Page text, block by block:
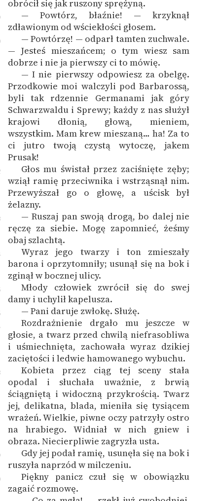
obrócił się jak ruszony sprężyną.
— Powtórz, błaźnie! — krzyknął
zdławionym od wściekłości głosem.
— Powtórzę! — odparł tamten zuchwale.
— Jesteś mieszańcem; o tym wiesz sam
dobrze i nie ja pierwszy ci to mówię.
— I nie pierwszy odpowiesz za obelgę.
Przodkowie moi walczyli pod Barbarossą,
byli tak rdzennie Germanami jak góry
Schwarzwaldu i Sprewy; każdy z nas służył
krajowi dłonią, głową, mieniem,
wszystkim. Mam krew mieszaną… ha! Za to
ci jutro twoją czystą wytoczę, jakem
Prusak!
Głos mu świstał przez zaciśnięte zęby;
wziął ramię przeciwnika i wstrząsnął nim.
Przewyższał go o głowę, a uścisk był
żelazny.
— Ruszaj pan swoją drogą, bo dalej nie
ręczę za siebie. Mogę zapomnieć, żeśmy
obaj szlachtą.
Wyraz jego twarzy i ton zmieszały
barona i oprzytomniły; usunął się na bok i
zginął w bocznej ulicy.
Młody człowiek zwrócił się do swej
damy i uchylił kapelusza.
— Pani daruje zwłokę. Służę.
Rozdrażnienie drgało mu jeszcze w
głosie, a twarz przed chwilą niefrasobliwa
i uśmiechnięta, zachowała wyraz dzikiej
zaciętości i ledwie hamowanego wybuchu.
Kobieta przez ciąg tej sceny stała
opodal i słuchała uważnie, z brwią
ściągniętą i widoczną przykrością. Twarz
jej, delikatna, blada, mieniła się tysiącem
wrażeń. Wielkie, piwne oczy patrzyły ostro
na hrabiego. Widniał w nich gniew i
obraza. Niecierpliwie zagryzła usta.
Gdy jej podał ramię, usunęła się na bok i
ruszyła naprzód w milczeniu.
Piękny panicz czuł się w obowiązku
zagaić rozmowę.